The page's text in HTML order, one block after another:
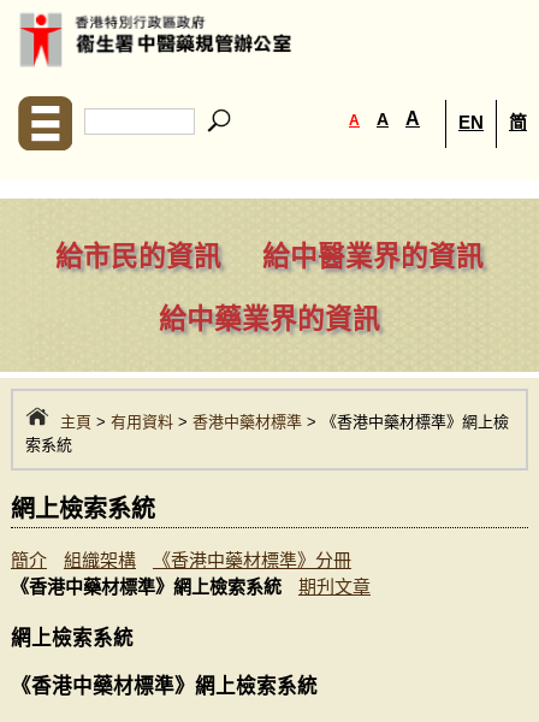
A A A EN 简
給市民的資訊 給中醫業界的資訊
給中藥業界的資訊
主頁 > 有用資料> 香港中藥材標準> 《香港中藥材標準》網上檢
索系統
網上檢索系統
簡介 組織架構
《香港中藥材標準》分冊
《香港中藥材標準》網上檢索系統
期刋文章
網上檢索系統
《香港中藥材標準》網上檢索系統